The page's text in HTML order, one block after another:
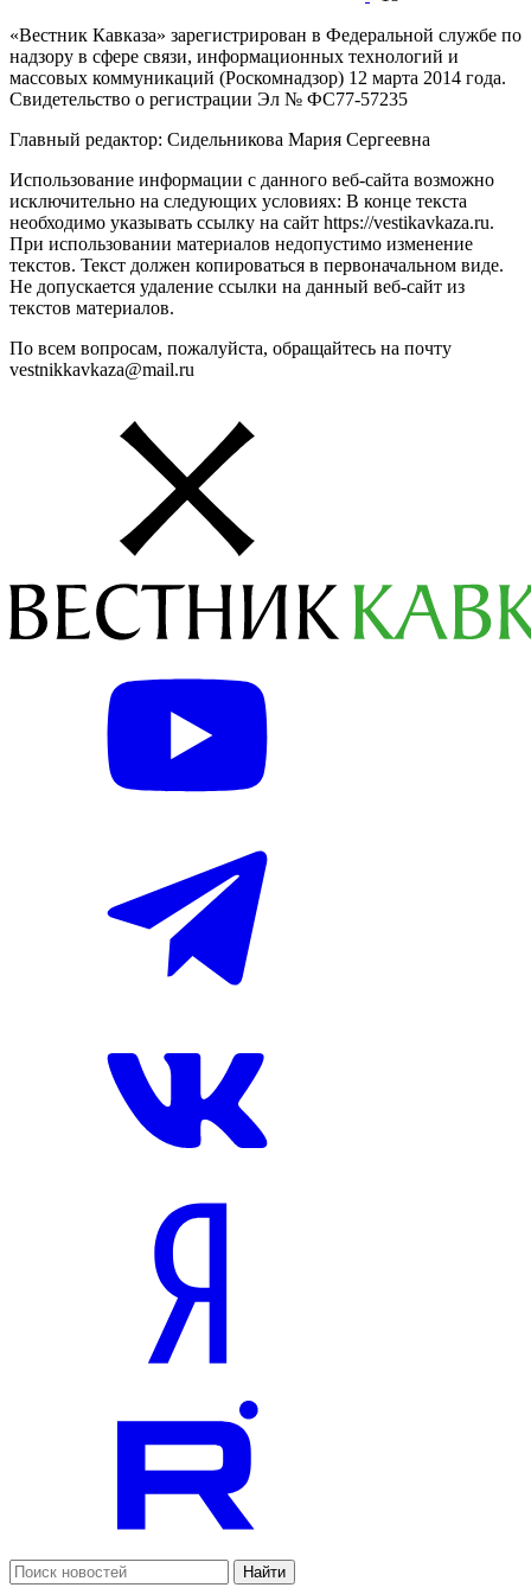
«Вестник Кавказа» зарегистрирован в Федеральной службе по
надзору в сфере связи, информационных технологий и
массовых коммуникаций (Роскомнадзор) 12 марта 2014 года.
Свидетельство о регистрации Эл № ФС77-57235
Главный редактор: Сидельникова Мария Сергеевна
Использование информации с данного веб-сайта возможно
исключительно на следующих условиях: В конце текста
необходимо указывать ссылку на сайт https://vestikavkaza.ru.
При использовании материалов недопустимо изменение
текстов. Текст должен копироваться в первоначальном виде.
Не допускается удаление ссылки на данный веб-сайт из
текстов материалов.
По всем вопросам, пожалуйста, обращайтесь на почту
vestnikkavkaza@mail.ru
Найти